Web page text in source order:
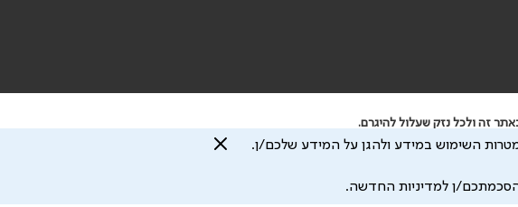
זה ולכל נזק שעלול להיגרם.
ול תנאי השימוש
השימוש במידע ולהגן על המידע שלכם/ן.
ן למדיניות החדשה.